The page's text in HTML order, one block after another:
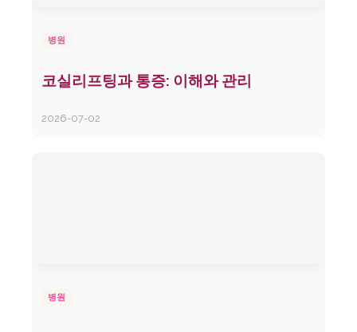
병원
코실리프팅과 통증: 이해와 관리
2026-07-02
병원